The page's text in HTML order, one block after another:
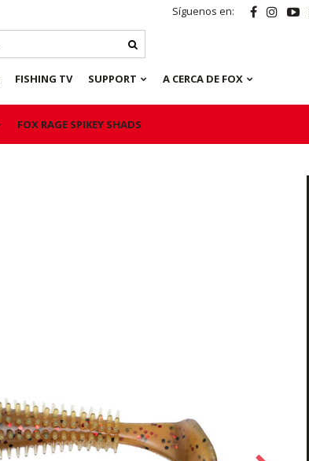
Síguenos en:
FISHING TV SUPPORT A CERCA DE FOX
FOX RAGE SPIKEY SHADS